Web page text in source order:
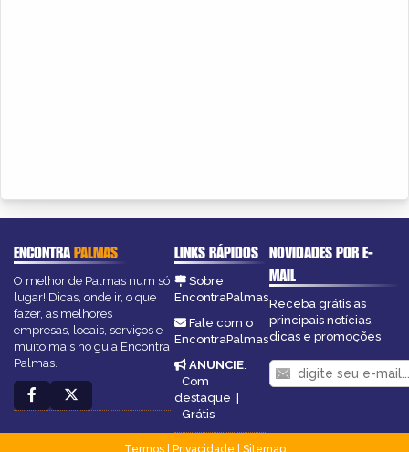
ENCONTRAPALMAS
O melhor de Palmas num só
lugar! Dicas, onde ir, o que
fazer, as melhores
empresas, locais, serviços e
muito mais no guia Encontra
Palmas.
LINKS RÁPIDOS
Sobre
EncontraPalmas
Fale com o
EncontraPalmas
ANUNCIE:
Com
destaque |
Grátis
NOVIDADES POR E-
MAIL
Receba grátis as
principais notícias,
dicas e promoções
Termos| Privacidade
Sitemap